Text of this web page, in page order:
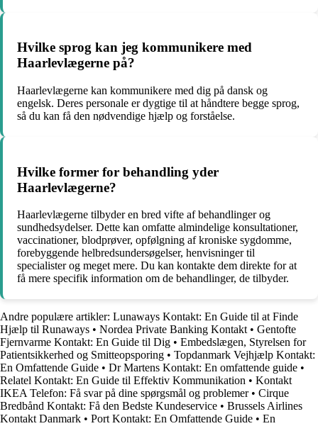
Hvilke sprog kan jeg kommunikere med
Haarlevlægerne på?
Haarlevlægerne kan kommunikere med dig på dansk og
engelsk. Deres personale er dygtige til at håndtere begge sprog,
så du kan få den nødvendige hjælp og forståelse.
Hvilke former for behandling yder
Haarlevlægerne?
Haarlevlægerne tilbyder en bred vifte af behandlinger og
sundhedsydelser. Dette kan omfatte almindelige konsultationer,
vaccinationer, blodprøver, opfølgning af kroniske sygdomme,
forebyggende helbredsundersøgelser, henvisninger til
specialister og meget mere. Du kan kontakte dem direkte for at
få mere specifik information om de behandlinger, de tilbyder.
Andre populære artikler: Lunaways Kontakt: En Guide til at Finde
Hjælp til Runaways • Nordea Private Banking Kontakt • Gentofte
Fjernvarme Kontakt: En Guide til Dig • Embedslægen, Styrelsen for
Patientsikkerhed og Smitteopsporing • Topdanmark Vejhjælp Kontakt:
En Omfattende Guide • Dr Martens Kontakt: En omfattende guide •
Relatel Kontakt: En Guide til Effektiv Kommunikation • Kontakt
IKEA Telefon: Få svar på dine spørgsmål og problemer• Cirque
Bredbånd Kontakt: Få den Bedste Kundeservice • Brussels Airlines
Kontakt Danmark • Port Kontakt: En Omfattende Guide • En